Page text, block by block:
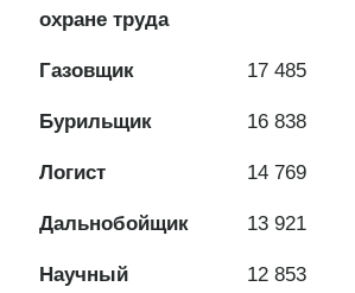
охране труда
Газовщик 17 485
Бурильщик 16 838
Логист 14 769
Дальнобойщик 13 921
Научный
12 853